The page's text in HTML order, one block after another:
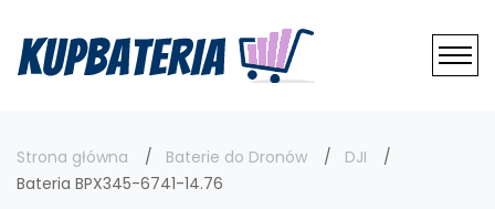
Strona główna Baterie do Dronów
DJI
Bateria BPX345-6741-14.76